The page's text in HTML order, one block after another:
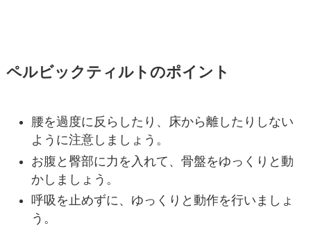
ペルビックティルトのポイント
腰を過度に反らしたり、床から離したりしない
ように注意しましょう。
お腹と臀部に力を入れて、骨盤をゆっくりと動
かしましょう。
呼吸を止めずに、ゆっくりと動作を行いましょ
う。